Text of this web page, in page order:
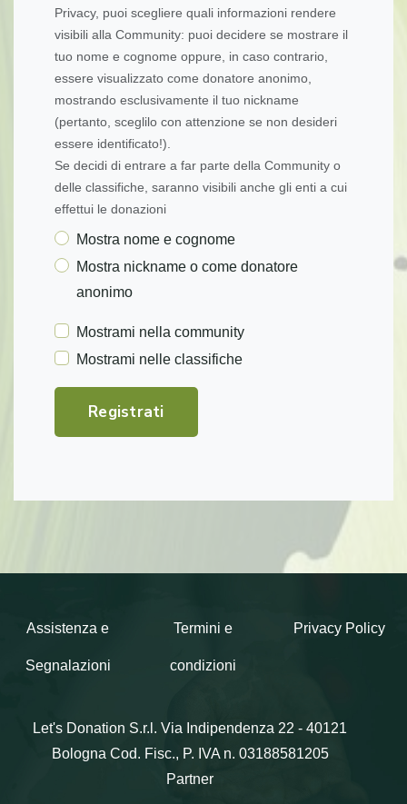
Privacy, puoi scegliere quali informazioni rendere
visibili alla Community: puoi decidere se mostrare il
tuo nome e cognome oppure, in caso contrario,
essere visualizzato come donatore anonimo,
mostrando esclusivamente il tuo nickname
(pertanto, sceglilo con attenzione se non desideri
essere identificato!).
Se decidi di entrare a far parte della Community o
delle classifiche, saranno visibili anche gli enti a cui
effettui le donazioni
Mostra nome e cognome
Mostra nickname o come donatore
anonimo
Mostrami nella community
Mostrami nelle classifiche
Registrati
Assistenza e
Segnalazioni
Termini e
condizioni
Privacy Policy
Let's Donation S.r.l. Via Indipendenza 22 - 40121
Bologna Cod. Fisc., P. IVA n. 03188581205
Partner